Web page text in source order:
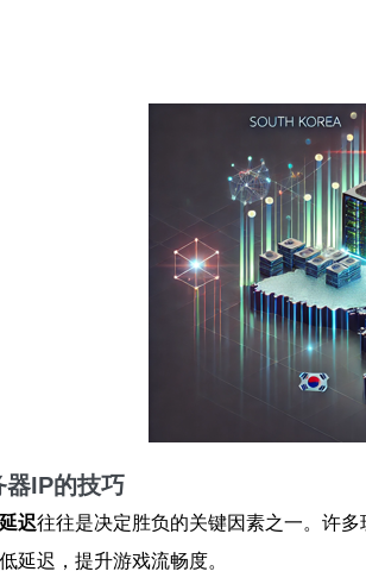
器IP的技巧
延迟往往是决定胜负的关键因素之一。许
延迟，提升游戏流畅度。